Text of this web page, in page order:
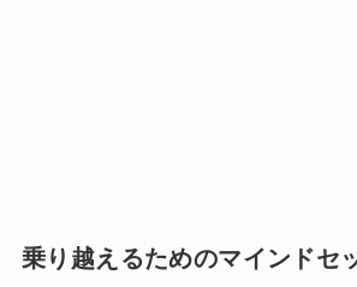
乗り越えるためのマインドセ